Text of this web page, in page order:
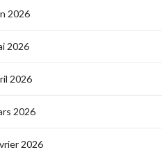
2026
2026
2026
2026
2026